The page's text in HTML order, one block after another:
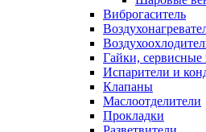
Виброгаситель
Гайки,
Испарители и
Клапаны
Маслоотделители
Прокладки